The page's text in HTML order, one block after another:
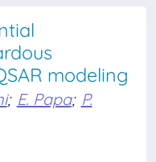
modeling
; E. Papa; P.